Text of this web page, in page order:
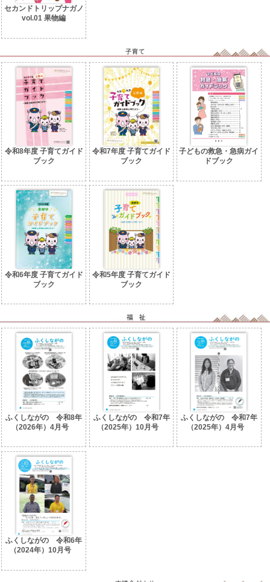
セカンドトリップナガノ
vol.01 果物編
令和8年度 子育てガイド
ブック
令和7年度 子育てガイド
ブック
子どもの救急・急病ガイ
ドブック
令和6年度 子育てガイド
ブック
令和5年度 子育てガイド
ブック
ふくしながの 令和8年
（2026年）4月号
ふくしながの 令和7年
（2025年）10月号
ふくしながの 令和7年
（2025年）4月号
ふくしながの 令和6年
（2024年）10月号